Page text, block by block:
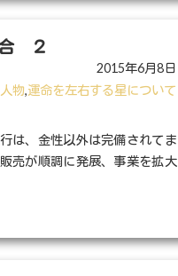
合 ２
2015年6月8日
物,運命を左右する星について
は、金性以外は完備されてま
売が順調に発展、事業を拡大